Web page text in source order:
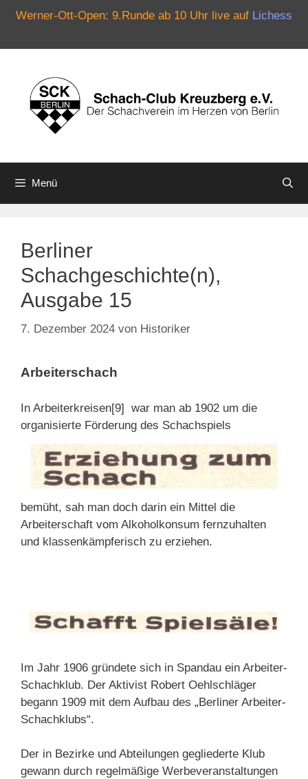
Werner-Ott-Open: 9.Runde ab 10 Uhr live auf Lichess
springen
Menü
Berliner
Schachgeschichte(n),
Ausgabe 15
7. Dezember 2024 von Historiker
Arbeiterschach
In Arbeiterkreisen[9] war man ab 1902 um die
organisierte Förderung des Schachspiels
bemüht, sah man doch darin ein Mittel die
Arbeiterschaft vom Alkoholkonsum fernzuhalten
und klassenkämpferisch zu erziehen.
Im Jahr 1906 gründete sich in Spandau ein Arbeiter-
Schachklub. Der Aktivist Robert Oehlschläger
begann 1909 mit dem Aufbau des „Berliner Arbeiter-
Schachklubs“.
Der in Bezirke und Abteilungen gegliederte Klub
gewann durch regelmäßige Werbeveranstaltungen